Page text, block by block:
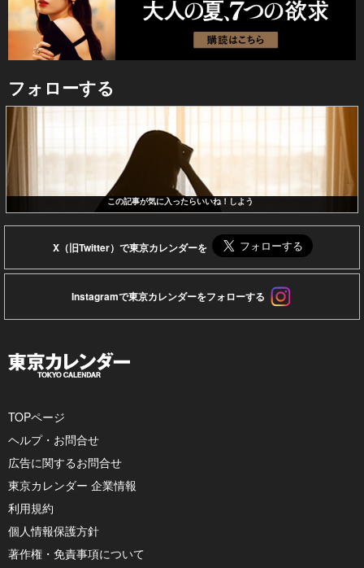
フォローする
この記事が気に入ったらいいね！しよう
X（旧Twitter）で東京カレンダーを
Instagramで東京カレンダーをフォローする
TOPページ
ヘルプ・お問合せ
広告に関するお問合せ
東京カレンダー 企業情報
利用規約
個人情報保護方針
著作権・免責事項について